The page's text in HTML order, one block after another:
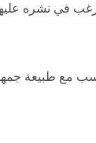
في نشره
مع طبيعة